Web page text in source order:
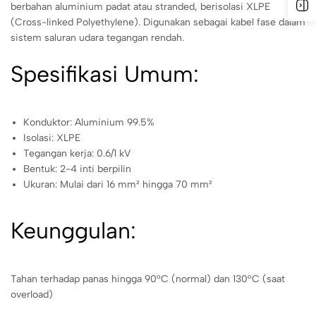
berbahan aluminium padat atau stranded, berisolasi XLPE
(Cross-linked Polyethylene). Digunakan sebagai kabel fase dalam
sistem saluran udara tegangan rendah.
Spesifikasi Umum:
Konduktor: Aluminium 99.5%
Isolasi: XLPE
Tegangan kerja: 0.6/1 kV
Bentuk: 2-4 inti berpilin
Ukuran: Mulai dari 16 mm² hingga 70 mm²
Keunggulan:
Tahan terhadap panas hingga 90°C (normal) dan 130°C (saat
overload)